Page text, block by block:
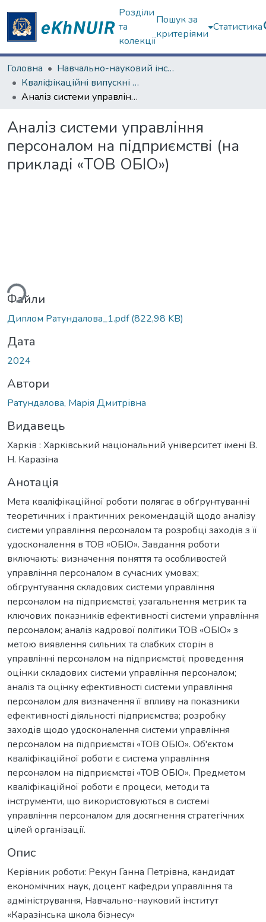
Розділи
та
колекції
Пошук за
критеріями
Статистика
Головна
Навчально-науковий інститут "Каразінська школа бізнесу"
Кваліфікаційні випускні роботи бакалаврів. Навчально-науковий інститут "Каразінська школа бізнесу"
Аналіз системи управління персоналом на підприємстві (на прикладі «ТОВ ОБІО»)
Аналіз системи управління
персоналом на підприємстві (на
прикладі «ТОВ ОБІО»)
Файли
Диплом Ратундалова_1.pdf(822,98 KB)
Дата
2024
Автори
Ратундалова, Марія Дмитрівна
Видавець
Харків : Харківський національний університет імені В.
Н. Каразіна
Анотація
Мета кваліфікаційної роботи полягає в обґрунтуванні
теоретичних і практичних рекомендацій щодо аналізу
системи управління персоналом та розробці заходів з її
удосконалення в ТОВ «ОБІО». Завдання роботи
включають: визначення поняття та особливостей
управління персоналом в сучасних умовах;
обгрунтування складових системи управління
персоналом на підприємстві; узагальнення метрик та
ключових показників ефективності системи управління
персоналом; аналіз кадрової політики ТОВ «ОБІО» з
метою виявлення сильних та слабких сторін в
управлінні персоналом на підприємстві; проведення
оцінки складових системи управління персоналом;
аналіз та оцінку ефективності системи управління
персоналом для визначення її впливу на показники
ефективності діяльності підприємства; розробку
заходів щодо удосконалення системи управління
персоналом на підприємстві «ТОВ ОБІО». Об'єктом
кваліфікаційної роботи є система управління
персоналом на підприємстві «ТОВ ОБІО». Предметом
кваліфікаційної роботи є процеси, методи та
інструменти, що використовуються в системі
управління персоналом для досягнення стратегічних
цілей організації.
Опис
Керівник роботи: Рекун Ганна Петрівна, кандидат
економічних наук, доцент кафедри управління та
адміністрування, Навчально-науковий інститут
«Каразінська школа бізнесу»